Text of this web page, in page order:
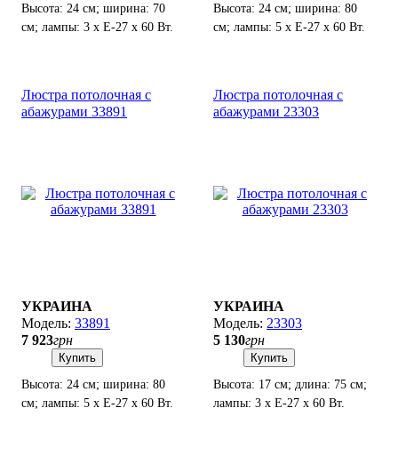
Высота: 24 см; ширина: 70
см; лампы: 3 х Е-27 х 60 Вт.
Высота: 24 см; ширина: 80
см; лампы: 5 х Е-27 х 60 Вт.
Люстра потолочная с
абажурами 33891
УКРАИНА
33891
7 923грн
Купить
Высота: 24 см; ширина: 80
см; лампы: 5 х Е-27 х 60 Вт.
Люстра потолочная с
абажурами 23303
УКРАИНА
23303
5 130грн
Купить
Высота: 17 см; длина: 75 см;
лампы: 3 х Е-27 х 60 Вт.